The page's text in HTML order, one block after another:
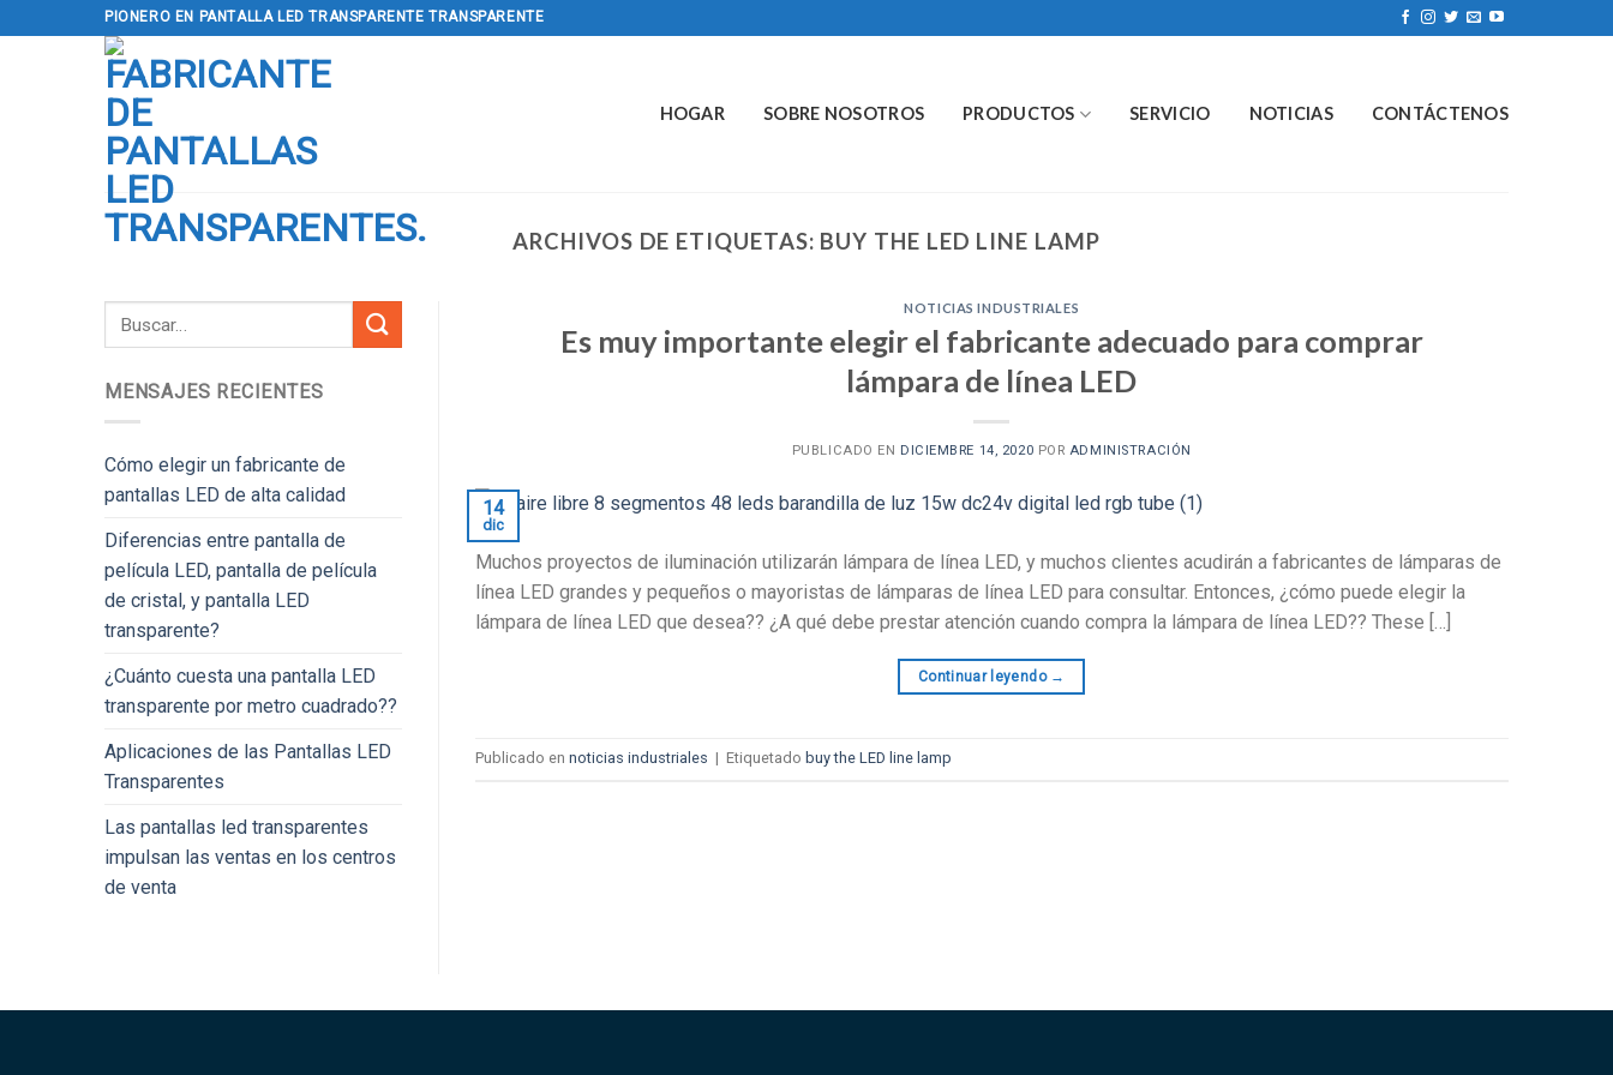
al
PIONERO EN PANTALLA LED TRANSPARENTE TRANSPARENTE
HOGAR SOBRE NOSOTROS PRODUCTOS SERVICIO NOTICIAS CONTÁCTENOS
ARCHIVOS DE ETIQUETAS: BUY THE LED LINE LAMP
MENSAJES RECIENTES
Cómo elegir un fabricante de
pantallas LED de alta calidad
Diferencias entre pantalla de
película LED, pantalla de película
de cristal, y pantalla LED
transparente?
¿Cuánto cuesta una pantalla LED
transparente por metro cuadrado??
Aplicaciones de las Pantallas LED
Transparentes
Las pantallas led transparentes
impulsan las ventas en los centros
de venta
NOTICIAS INDUSTRIALES
Es muy importante elegir el fabricante adecuado para comprar
lámpara de línea LED
PUBLICADO EN DICIEMBRE 14, 2020 POR ADMINISTRACIÓN
14
dic
Muchos proyectos de iluminación utilizarán lámpara de línea LED, y muchos clientes acudirán a fabricantes de lámparas de
línea LED grandes y pequeños o mayoristas de lámparas de línea LED para consultar. Entonces, ¿cómo puede elegir la
lámpara de línea LED que desea?? ¿A qué debe prestar atención cuando compra la lámpara de línea LED?? These […]
Continuar leyendo →
Publicado en noticias industriales | Etiquetado buy the LED line lamp